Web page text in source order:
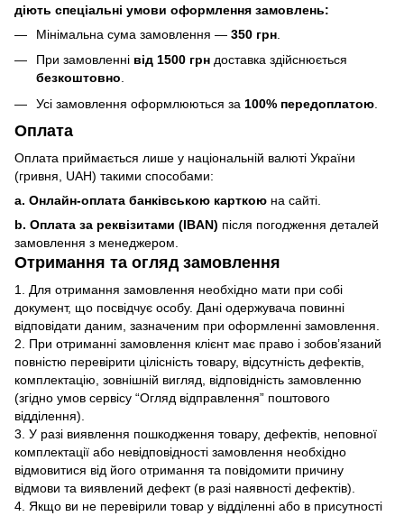
діють спеціальні умови оформлення замовлень:
Мінімальна сума замовлення — 350 грн
При замовленні від 1500 грн доставка здійснюється
безкоштовно.
Усі замовлення оформлюються за 100% передоплатою
Оплата
Оплата приймається лише у національній валюті України
(гривня, UAH) такими способами:
a. Онлайн-оплата банківською карткою на сайті.
b. Оплата за реквізитами (IBAN) після погодження деталей
замовлення з менеджером.
Отримання та огляд замовлення
1. Для отримання замовлення необхідно мати при собі
документ, що посвідчує особу. Дані одержувача повинні
відповідати даним, зазначеним при оформленні замовлення.
2. При отриманні замовлення клієнт має право і зобов’язаний
повністю перевірити цілісність товару, відсутність дефектів,
комплектацію, зовнішній вигляд, відповідність замовленню
(згідно умов сервісу “Огляд відправлення” поштового
відділення).
3. У разі виявлення пошкодження товару, дефектів, неповної
комплектації або невідповідності замовлення необхідно
відмовитися від його отримання та повідомити причину
відмови та виявлений дефект (в разі наявності дефектів).
4. Якщо ви не перевірили товар у відділенні або в присутності